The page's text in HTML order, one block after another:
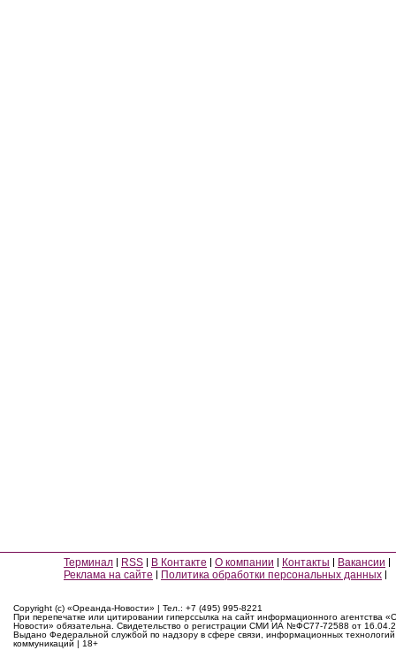
Терминал RSS В Контакте О компании Контакты
Вакансии
Реклама на сайте
Политика обработки персональных данных
Copyright (c) «Ореанда-Новости» | Тел.: +7 (495) 995-8221
При перепечатке или цитировании гиперссылка на сайт информационного агентства
Новости» обязательна. Свидетельство о регистрации СМИ ИА №ФС77-72588 от
Выдано Федеральной службой по надзору в сфере связи, информационных
коммуникаций | 18+